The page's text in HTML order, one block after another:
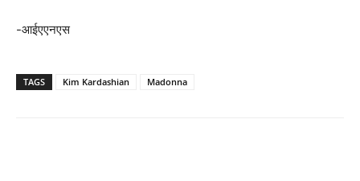
-आईएएनएस
TAGS Kim Kardashian Madonna